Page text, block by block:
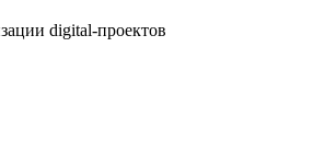
digital-проектов